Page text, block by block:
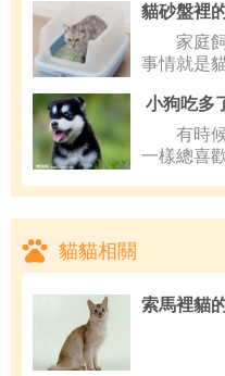
貓砂盤裡
家庭飼
事情就是
小狗吃多
有時候
一樣總喜
貓貓相關
索馬裡貓